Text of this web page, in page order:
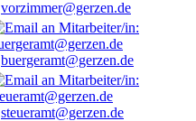
vorzimmer@gerzen.de
buergeramt@gerzen.de
steueramt@gerzen.de